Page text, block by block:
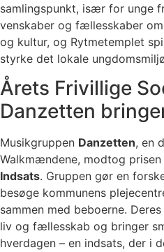
samlingspunkt, især for unge
venskaber og fællesskaber
og kultur, og Rytmetemplet
styrke det lokale
Årets Frivillige
Danzetten
Musikgruppen Danzetten, en
Walkmændene, modtog
Indsats. Gruppen gør en
besøge kommunens
sammen med beboerne.
liv og fællesskab og bringer
hverdagen – en indsats, der i